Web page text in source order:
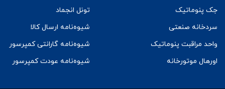
جک پنوماتیک
سردخانه صنعتی
واحد مراقبت پنوماتیک
اورهال موتورخانه
تونل انجماد
شیوه‌نامه ارسال کالا
شیوه‌نامه گارانتی کمپرسور
شیوه‌نامه عودت کمپرسور